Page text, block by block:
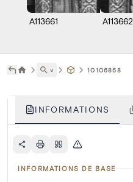
A113661 A113662
˅ 10106858
INFORMATIONS
INFORMATIONS DE BASE